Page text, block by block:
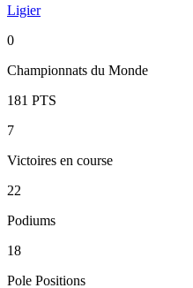
Ligier
0
Championnats du Monde
181 PTS
7
Victoires en course
22
Podiums
18
Pole Positions